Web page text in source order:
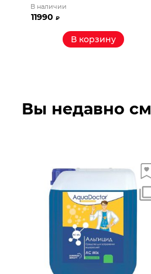
В наличии
11990₽
В корзину
Вы недавно